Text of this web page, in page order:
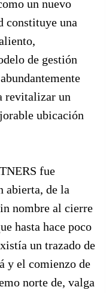
un nuevo
constituye una
de gestión
revitalizar un
ubicación
fue
abierta, de la
nombre al cierre
hasta hace poco
un trazado de
y el comienzo de
norte de, valga